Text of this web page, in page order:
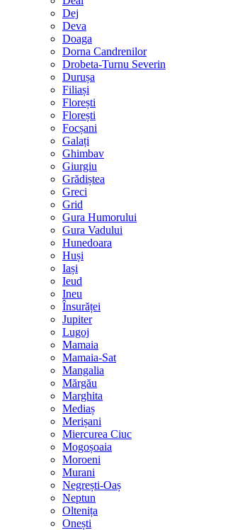
Dej
Deva
Doaga
Dorna Candrenilor
Drobeta-Turnu Severin
Durușa
Filiași
Florești
Florești
Focșani
Galați
Ghimbav
Giurgiu
Grădiștea
Greci
Grid
Gura Humorului
Gura Vadului
Hunedoara
Huși
Iași
Ieud
Ineu
Însurăței
Jupiter
Lugoj
Mamaia
Mamaia-Sat
Mangalia
Mărgău
Marghita
Mediaș
Merișani
Miercurea Ciuc
Mogoșoaia
Moroeni
Murani
Negrești-Oaș
Neptun
Oltenița
Onești